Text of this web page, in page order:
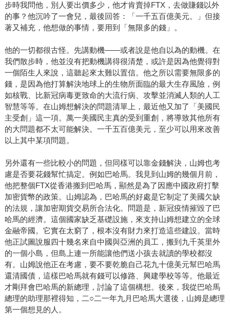
步時我問他，別人要出價多少，他才肯賣掉FTX，去做賺錢以外
的事？他沉吟了一會兒，最後回答：「一千五百億美元。」但接
著又補充，他想做的事情，要用到「無限多的錢」。
他的一切都很古怪。先講動機——或者說是他自以為的動機。在
我們散步時，他並沒有把動機講得很清楚，或許是因為他覺得對
一個陌生人來說，這聽起來太難以置信。他之所以需要無限多的
錢，是因為他打算解決地球上的生物所面臨的最大生存風險，例
如核戰、比新冠病毒更致命的大流行病、攻擊並消滅人類的人工
智慧等等。在山姆想解決的問題清單上，最近他又加了「美國民
主受創」這一項。萬一美國民主真的受到重創，將導致其他所有
的大問題都不太可能解決。一千五百億美元，至少可以用來改善
以上其中某項問題。
另外還有一些比較小的問題，但同樣可以靠金錢解決，山姆也考
慮是否要花錢幫忙搞定。例如巴哈馬。我見到山姆的幾個月前，
他把整個FTX從香港搬到巴哈馬，顯然是為了因應中國政府打擊
加密貨幣的政策。山姆認為，巴哈馬的好處是它制定了美國欠缺
的法規，讓加密期貨交易所合法化。問題是，新冠疫情摧毀了巴
哈馬的經濟。這個國家缺乏基礎設施，來支持山姆想建立的全球
金融帝國。它實在太窮了，根本沒有財力來打造這些建設。當時
他正試圖說服四十幾名來自中國與亞洲的員工，搬到九千英里外
的一個小島，但島上連一所能讓他們送小孩去就讀的學校都沒
有。山姆說他正在考慮，要不要乾脆自己花九十億美元幫巴哈馬
還清國債，這樣巴哈馬就有錢可以修路、興建學校等等。他最近
才剛拜會巴哈馬的新總理，討論了這個構想。後來，我從巴哈馬
總理的助理那裡得知，二○二一年九月巴哈馬大選後，山姆是總理
第一個想見的人。